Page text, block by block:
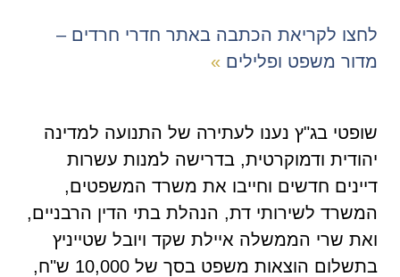
לחצו לקריאת הכתבה באתר חדרי חרדים –
מדור משפט ופלילים »
שופטי בג"ץ נענו לעתירה של התנועה למדינה
יהודית ודמוקרטית, בדרישה למנות עשרות
דיינים חדשים וחייבו את משרד המשפטים,
המשרד לשירותי דת, הנהלת בתי הדין הרבניים,
ואת שרי הממשלה איילת שקד ויובל שטייניץ
בתשלום הוצאות משפט בסך של 10,000 ש"ח,